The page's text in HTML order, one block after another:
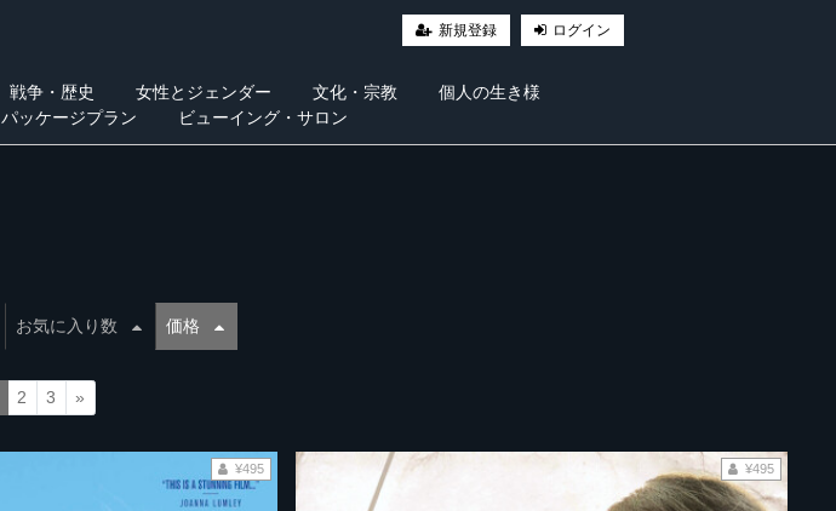
新規登録 ログイン
戦争・歴史 女性とジェンダー 文化・宗教
個人の生き様
パッケージプラン ビューイング・サロン
お気に入り数 価格
2 3 »
¥495 ¥495